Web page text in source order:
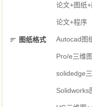
论文+图纸
论文+程序
图纸格式 Autocad图
Pro/e三维图
solidedge
Solidworks